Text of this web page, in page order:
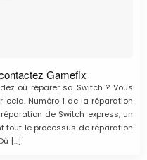
Gamefix
où réparer sa Switch ? Vous
cela. Numéro 1 de la réparation
de Switch express, un
tout le processus de réparation
[…]